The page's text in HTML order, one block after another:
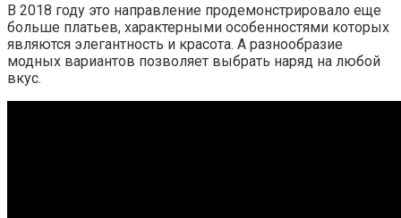
В 2018 году это направление продемонстрировало еще
больше платьев, характерными особенностями которых
являются элегантность и красота. А разнообразие
модных вариантов позволяет выбрать наряд на любой
вкус.